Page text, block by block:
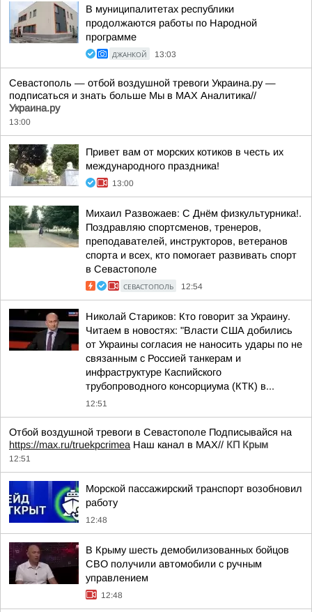
В муниципалитетах республики
продолжаются работы по Народной
программе
ДЖАНКОЙ 13:03
Севастополь — отбой воздушной тревоги Украина.ру —
подписаться и знать больше Мы в MAX Аналитика//
Украина.ру
13:00
Привет вам от морских котиков в честь их
международного праздника!
13:00
Михаил Развожаев: С Днём физкультурника!.
Поздравляю спортсменов, тренеров,
преподавателей, инструкторов, ветеранов
спорта и всех, кто помогает развивать спорт
в Севастополе
СЕВАСТОПОЛЬ 12:54
Николай Стариков: Кто говорит за Украину.
Читаем в новостях: "Власти США добились
от Украины согласия не наносить удары по не
связанным с Россией танкерам и
инфраструктуре Каспийского
трубопроводного консорциума (КТК) в...
12:51
Отбой воздушной тревоги в Севастополе Подписывайся на
https://max.ru/truekpcrimea Наш канал в MAX// КП Крым
12:51
Морской пассажирский транспорт возобновил
работу
12:48
В Крыму шесть демобилизованных бойцов
СВО получили автомобили с ручным
управлением
12:48